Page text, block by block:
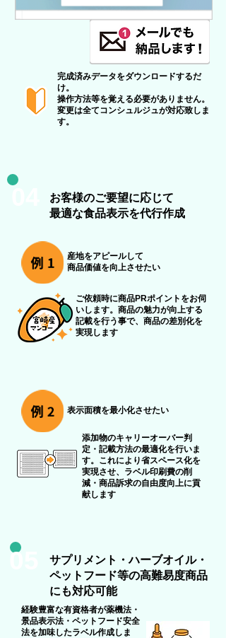
完成済みデータをダウンロードするだ
け。
操作方法等を覚える必要がありません。
​変更は全てコンシュルジュが対応致しま
す。
​お客様のご要望に応じて
最適な食品表示を代行作成
産地をアピールして
商品価値を向上させたい
ご依頼時に商品PRポイントをお伺
いします。商品の魅力が向上する
記載を行う事で、商品の差別化を
実現します
表示面積を最小化させたい
添加物のキャリーオーバー判
定・記載方法の最適化を行いま
す。これにより省スペース化を
実現させ、ラベル印刷費の削
減・商品訴求の自由度向上に貢
献します
サプリメント・ハーブオイル・
ペットフード等の高難易度商品
にも対応可能
経験豊富な有資格者が薬機法・
景品表示法・ペットフード安全
法を加味したラベル作成しま
05